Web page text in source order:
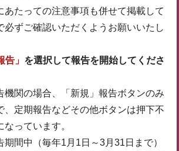
あたっての注意事項も併せて掲載して
必ずご確認いただくようお願いいたし
告」 を選択して報告を開始してくださ
関の場合、「新規」報告ボタンのみ
、定期報告などその他ボタンは押下不
なっています。
間中（毎年1月1日～3月31日まで）